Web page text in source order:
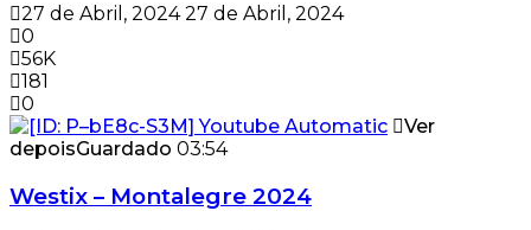
27 de Abril, 2024 27 de Abril, 2024
0
56K
181
0
Ver
depoisGuardado 03:54
Westix – Montalegre 2024